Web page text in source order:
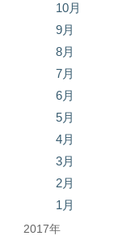
10月
9月
8月
7月
6月
5月
4月
3月
2月
1月
2017年